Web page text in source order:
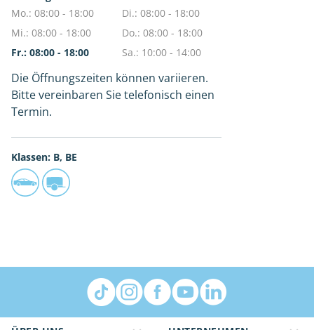
Mo.: 08:00 - 18:00
Di.: 08:00 - 18:00
Mi.: 08:00 - 18:00
Do.: 08:00 - 18:00
Fr.: 08:00 - 18:00
Sa.: 10:00 - 14:00
Die Öffnungszeiten können variieren.
Bitte vereinbaren Sie telefonisch einen
Termin.
Klassen: B, BE